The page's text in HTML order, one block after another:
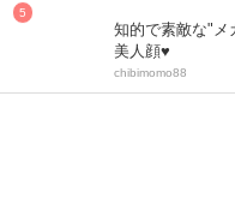
知的で素敵な"メ
美人顔♥
chibimomo88